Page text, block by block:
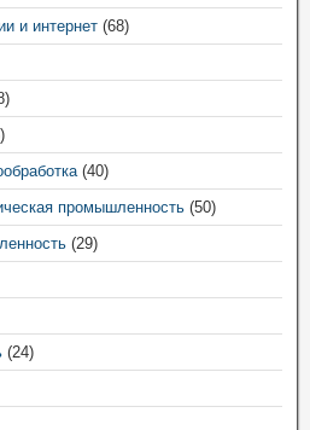
и интернет (68)
(40)
промышленность (50)
(29)
(24)